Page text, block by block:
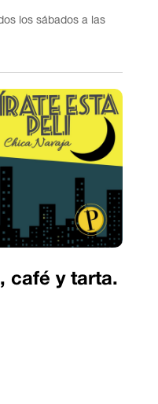
los sábados a las
café y tarta.